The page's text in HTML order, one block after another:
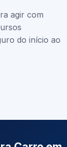
agir com
do início ao